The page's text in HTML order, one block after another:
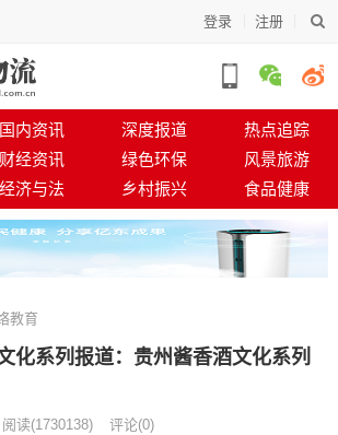
登录 注册
国内资讯 深度报道
热点追踪
财经资讯 绿色环保
风景旅游
经济与法 乡村振兴 食品健康
教育
化系列报道：贵州酱香酒文化系列
阅读(1730138) 评论(0)